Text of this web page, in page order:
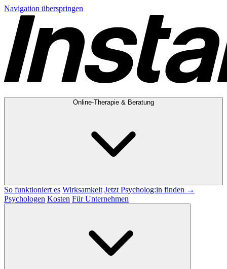
Navigation überspringen
Online-Therapie & Beratung
So funktioniert es Wirksamkeit Jetzt Psycholog:in finden →
Psychologen Kosten Für Unternehmen